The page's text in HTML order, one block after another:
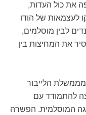
את כול העדות,
לעצמאות של הודו
לבין מוסלמים,
את המחיצות בין
הלייבור
להתמודד עם
המוסלמית. הפשרה